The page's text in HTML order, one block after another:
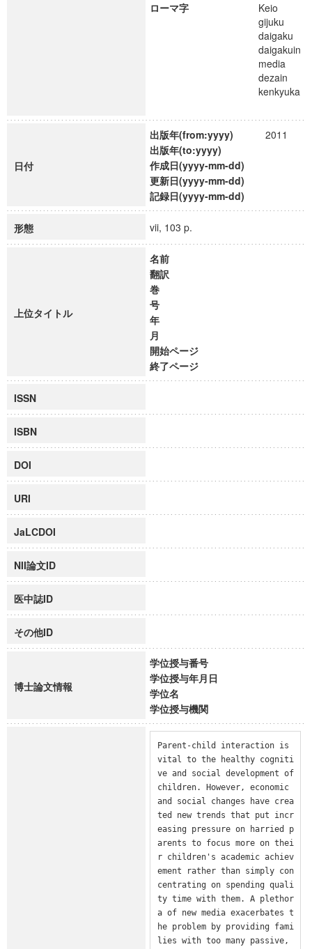
ローマ字
Keio
gijuku
daigaku
daigakuin
media
dezain
kenkyuka
日付
出版年(from:yyyy)
2011
出版年(to:yyyy)
作成日(yyyy-mm-dd)
更新日(yyyy-mm-dd)
記録日(yyyy-mm-dd)
形態 vii, 103 p.
上位タイトル
名前
翻訳
巻
号
年
月
開始ページ
終了ページ
ISSN
ISBN
DOI
URI
JaLCDOI
NII論文ID
医中誌ID
その他ID
博士論文情報
学位授与番号
学位授与年月日
学位名
学位授与機関
Parent-child interaction is
vital to the healthy cogniti
ve and social development of
children. However, economic
and social changes have crea
ted new trends that put incr
easing pressure on harried p
arents to focus more on thei
r children's academic achiev
ement rather than simply con
centrating on spending quali
ty time with them. A plethor
a of new media exacerbates t
he problem by providing fami
lies with too many passive,